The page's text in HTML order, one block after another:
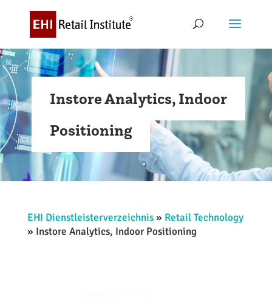
Instore Analytics, Indoor
Positioning
EHI Dienstleisterverzeichnis» Retail Technology
» Instore Analytics, Indoor Positioning